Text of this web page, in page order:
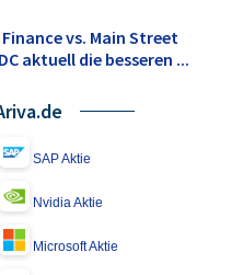
vs. Main Street
aktuell die besseren ...
SAP Aktie
Nvidia Aktie
Microsoft Aktie